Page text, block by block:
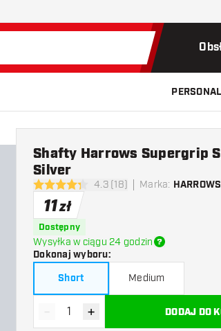
4.3 gwiazdki oceny
4.3 (18) Marka: HARROWS
Shafty Harrows Supergrip
Silver
11zł
Dostępny
Wysyłka w ciągu 24 godzin
Dokonaj wyboru:
Short
Medium
Zmniejsz ilość
- Zwiększ ilość
+ DODAJ DO